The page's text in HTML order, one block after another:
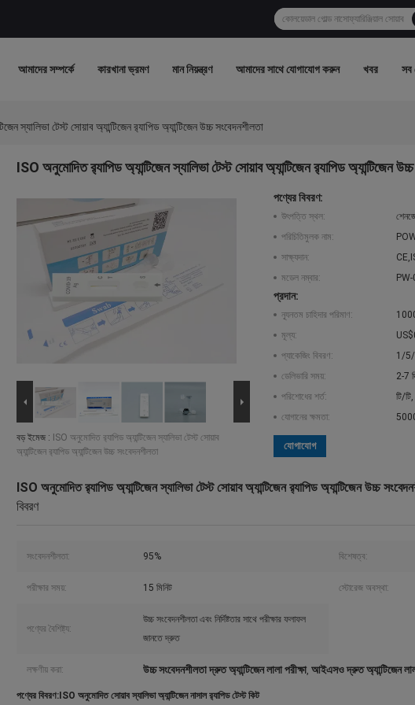
আমাদের সম্পর্কে কারখানা ভ্রমণ মান নিয়ন্ত্রণ আমাদের সাথে যোগাযোগ করুন খবর সব
স্যালিভা টেস্ট সোয়াব অ্যান্টিজেন র‌্যাপিড অ্যান্টিজেন উচ্চ সংবেদনশীলতা
ISO অনুমোদিত র‌্যাপিড অ্যান্টিজেন স্যালিভা টেস্ট সোয়াব অ্যান্টিজেন র‌্যাপিড অ্যান্টিজেন
বড় ইমেজ : ISO অনুমোদিত র‌্যাপিড অ্যান্টিজেন স্যালিভা টেস্ট সোয়াব
অ্যান্টিজেন র‌্যাপিড অ্যান্টিজেন উচ্চ সংবেদনশীলতা
পণ্যের বিবরণ:
উৎপত্তি স্থল:
পরিচিতিমুলক নাম:
সাক্ষ্যদান:
মডেল নম্বার:
PW-
প্রদান:
ন্যূনতম চাহিদার পরিমাণ:
1000
মূল্য:
প্যাকেজিং বিবরণ:
1/5/
ডেলিভারি সময়:
2-7
পরিশোধের শর্ত:
টি/
যোগানের ক্ষমতা:
যোগাযোগ
ISO অনুমোদিত র‌্যাপিড অ্যান্টিজেন স্যালিভা টেস্ট সোয়াব অ্যান্টিজেন র‌্যাপিড অ্যান্টিজেন উচ্চ
বিবরণ
সংবেদনশীলতা: 95% বিশেষত্ব:
পরীক্ষার সময়: 15 মিনিট স্টোরেজ অবস্থা:
পণ্যের বৈশিষ্ট্য:
উচ্চ সংবেদনশীলতা এবং নির্দিষ্টতার সাথে পরীক্ষার ফলাফল
জানতে দ্রুত
লক্ষণীয় করা: উচ্চ সংবেদনশীলতা দ্রুত অ্যান্টিজেন লালা পরীক্ষা, আইএসও দ্রুত অ্যান্টিজেন
পণ্যের বিবরণ:ISO অনুমোদিত সোয়াব স্যালিভা অ্যান্টিজেন নাসাল র‌্যাপিড টেস্ট কিট